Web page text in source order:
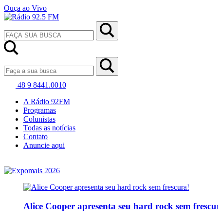
Ouça ao Vivo
48 9 8441.0010
A Rádio 92FM
Programas
Colunistas
Todas as notícias
Contato
Anuncie aqui
Alice Cooper apresenta seu hard rock sem